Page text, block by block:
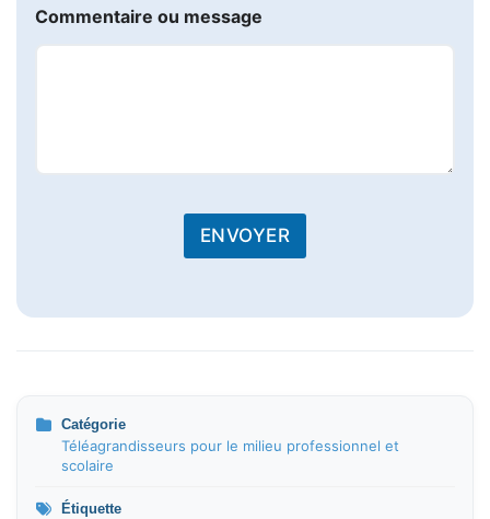
Commentaire ou message
ENVOYER
Catégorie
Téléagrandisseurs pour le milieu professionnel et
scolaire
Étiquette